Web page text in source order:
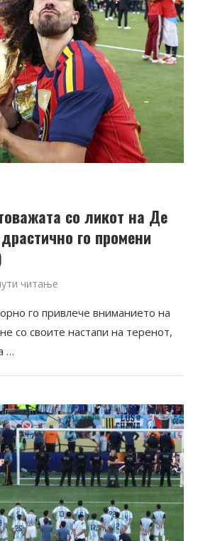
со ликот на Де
го промени
читање
го привлече вниманието на
со своите настапи на теренот,
…